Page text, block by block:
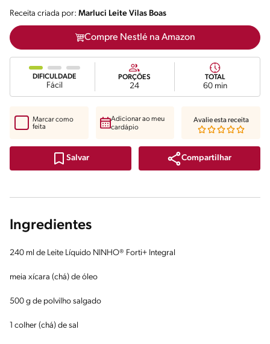
Receita criada por: Marluci Leite Vilas Boas
Compre Nestlé na Amazon
DIFICULDADE
Fácil
PORÇÕES
24
TOTAL
60 min
Salvar Compartilhar
Marcar como
feita
Adicionar ao meu
cardápio
Avalie esta receita
Ingredientes
240 ml de Leite Líquido NINHO® Forti+ Integral
meia xícara (chá) de óleo
500 g de polvilho salgado
1 colher (chá) de sal